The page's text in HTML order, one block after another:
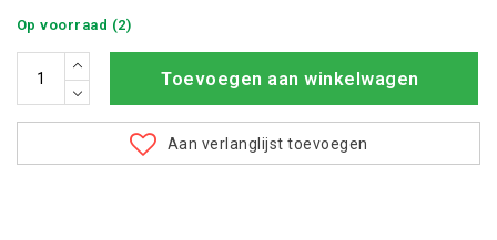
Op voorraad (2)
Toevoegen aan winkelwagen
Aan verlanglijst toevoegen